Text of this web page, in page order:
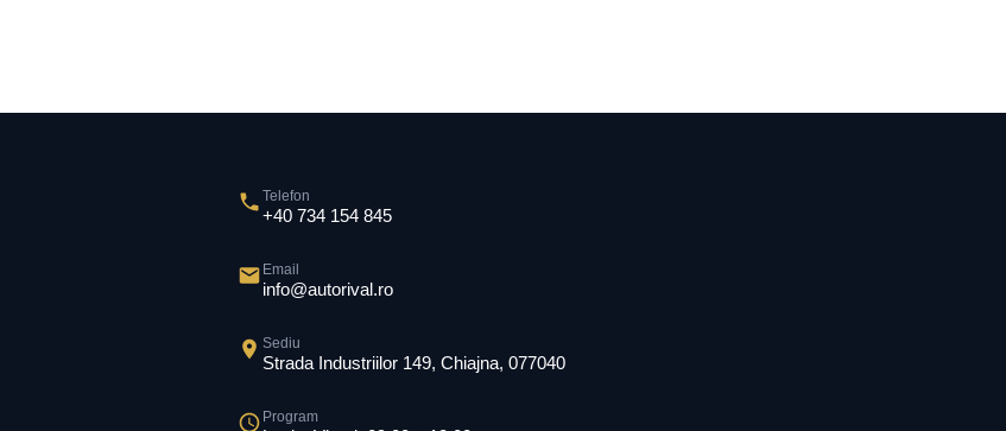
Telefon
+40 734 154 845
Email
info@autorival.ro
Sediu
Strada Industriilor 149, Chiajna, 077040
Program